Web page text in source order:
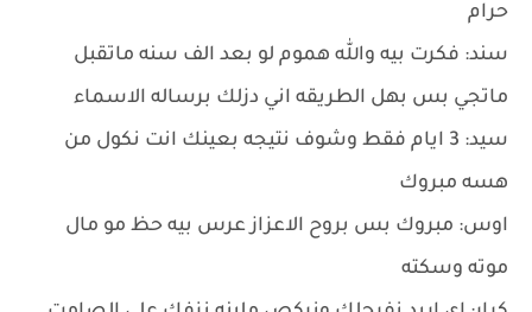
حرام
سند: فكرت بيه والله هموم لو بعد الف سنه ماتقبل
ماتجي بس بهل الطريقه اني دزلك برساله الاسماء
سيد: 3 ايام فقط وشوف نتيجه بعينك انت نكول من
هسه مبروك
اوس: مبروك بس بروح الاعزاز عرس بيه حظ مو مال
موته وسكته